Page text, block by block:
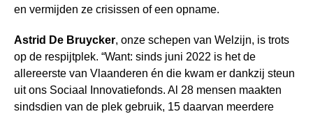
en vermijden ze crisissen of een opname.
Astrid De Bruycker, onze schepen van Welzijn, is trots
op de respijtplek. “Want: sinds juni 2022 is het de
allereerste van Vlaanderen én die kwam er dankzij steun
uit ons Sociaal Innovatiefonds. Al 28 mensen maakten
sindsdien van de plek gebruik, 15 daarvan meerdere